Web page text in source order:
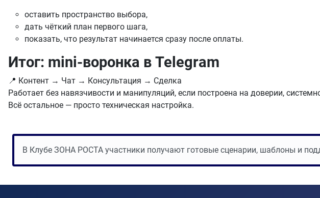
оставить пространство выбора,
дать чёткий план первого шага,
показать, что результат начинается сразу после оплаты.
Итог: mini-воронка в Telegram
📍 Контент → Чат → Консультация → Сделка
Работает без навязчивости и манипуляций, если построена на доверии,
Всё остальное — просто техническая настройка.
В Клубе ЗОНА РОСТА участники получают готовые сценарии, шаблоны и